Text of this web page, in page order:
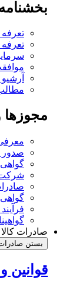
مجوزها
صدور
شرکت
صادرات کالا
بستن صادرات
قوانین